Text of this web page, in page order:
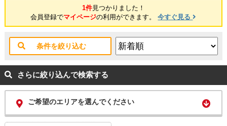
1件見つかりました！
会員登録でマイページの利用ができます。今すぐ見る
条件を絞り込む
さらに絞り込んで検索する
ご希望のエリアを選んでください